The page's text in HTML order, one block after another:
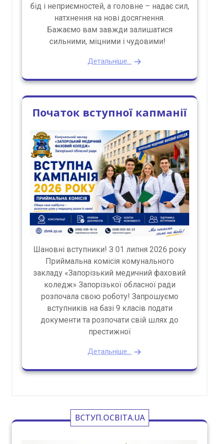
бід і неприємностей, а головне – надає сил,
натхнення на нові досягнення.
Бажаємо вам завжди залишатися
сильними, міцними і чудовими!
Детальніше...
Початок вступної капманії
Шановні вступники! З 01 липня 2026 року
Приймальна комісія комунального
закладу «Запорізький медичний фаховий
коледж» Запорізької обласної ради
розпочала свою роботу! Запрошуємо
вступників на базі 9 класів подати
документи та розпочати свій шлях до
престижної
Детальніше...
ВСТУП.ОСВІТА.UA